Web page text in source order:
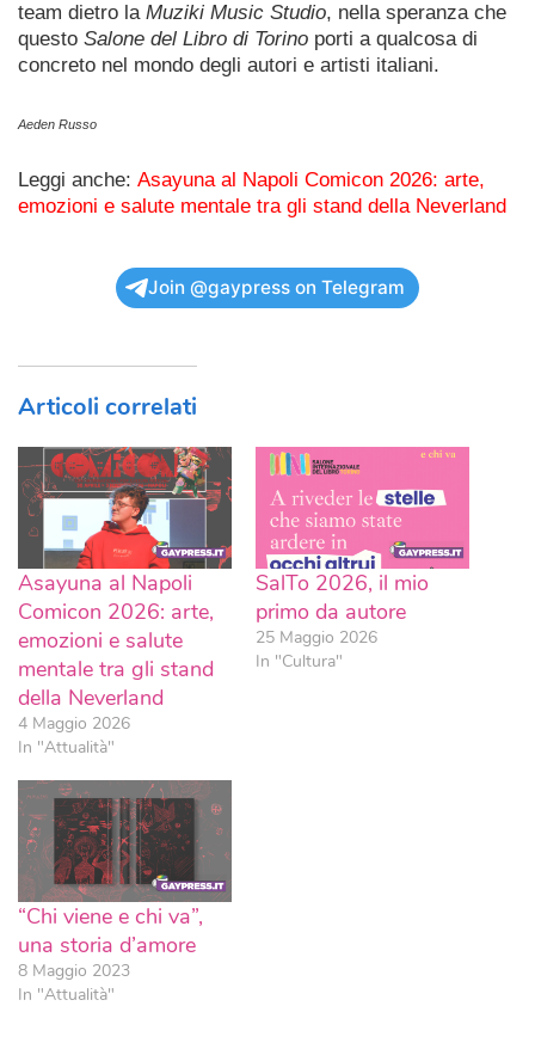
team dietro la Muziki Music Studio, nella speranza che
questo Salone del Libro di Torino porti a qualcosa di
concreto nel mondo degli autori e artisti italiani.
Aeden Russo
Leggi anche: Asayuna al Napoli Comicon 2026: arte,
emozioni e salute mentale tra gli stand della Neverland
Join @gaypress on Telegram
Articoli correlati
Asayuna al Napoli
Comicon 2026: arte,
emozioni e salute
mentale tra gli stand
della Neverland
4 Maggio 2026
In "Attualità"
SalTo 2026, il mio
primo da autore
25 Maggio 2026
In "Cultura"
“Chi viene e chi va”,
una storia d’amore
8 Maggio 2023
In "Attualità"